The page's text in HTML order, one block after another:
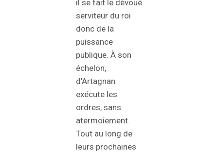
il se fait le dévoué
serviteur du roi
donc de la
puissance
publique. À son
échelon,
d’Artagnan
exécute les
ordres, sans
atermoiement.
Tout au long de
leurs prochaines